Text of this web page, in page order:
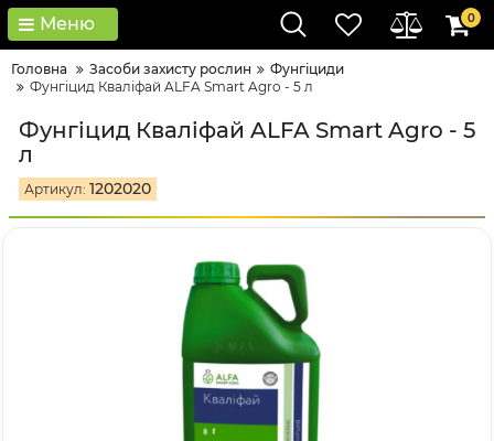
Меню 0
Головна Засоби захисту рослин
Фунгіциди
Фунгіцид Кваліфай ALFA Smart Agro - 5 л
Фунгіцид Кваліфай ALFA Smart Agro - 5
л
Артикул: 1202020